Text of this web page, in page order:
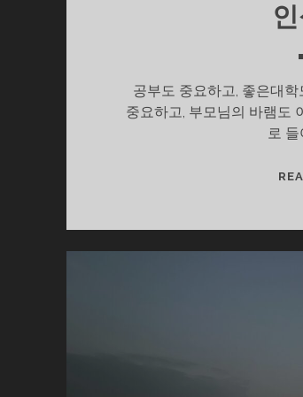
공부도 중요하고, 좋은대
중요하고, 부모님의 바램도
로 들